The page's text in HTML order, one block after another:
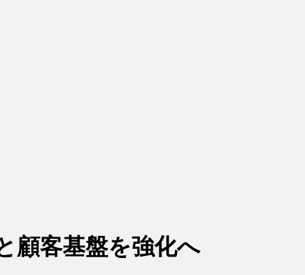
顧客基盤を強化へ